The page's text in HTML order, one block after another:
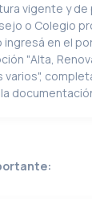
vigente y de
o Colegio
ingresá en el
"Alta,